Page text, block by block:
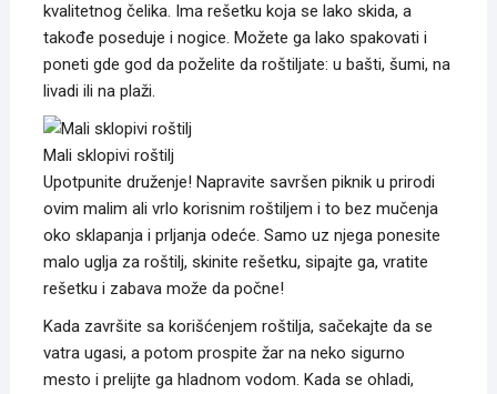
kvalitetnog čelika. Ima rešetku koja se lako skida, a
takođe poseduje i nogice. Možete ga lako spakovati i
poneti gde god da poželite da roštiljate: u bašti, šumi, na
livadi ili na plaži.
Mali sklopivi roštilj
Upotpunite druženje! Napravite savršen piknik u prirodi
ovim malim ali vrlo korisnim roštiljem i to bez mučenja
oko sklapanja i prljanja odeće. Samo uz njega ponesite
malo uglja za roštilj, skinite rešetku, sipajte ga, vratite
rešetku i zabava može da počne!
Kada završite sa korišćenjem roštilja, sačekajte da se
vatra ugasi, a potom prospite žar na neko sigurno
mesto i prelijte ga hladnom vodom. Kada se ohladi,